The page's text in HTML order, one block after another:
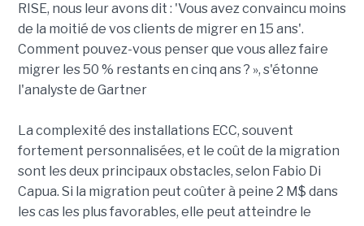
RISE, nous leur avons dit : 'Vous avez convaincu moins
de la moitié de vos clients de migrer en 15 ans'.
Comment pouvez-vous penser que vous allez faire
migrer les 50 % restants en cinq ans ? », s'étonne
l'analyste de Gartner
La complexité des installations ECC, souvent
fortement personnalisées, et le coût de la migration
sont les deux principaux obstacles, selon Fabio Di
Capua. Si la migration peut coûter à peine 2 M$ dans
les cas les plus favorables, elle peut atteindre le